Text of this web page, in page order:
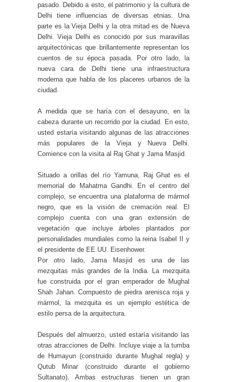
pasado. Debido a esto, el patrimonio y la cultura de
Delhi tiene influencias de diversas etnias. Una
parte es la Vieja Delhi y la otra mitad es de Nueva
Delhi. Vieja Delhi es conocido por sus maravillas
arquitectónicas que brillantemente representan los
cuentos de su época pasada. Por otro lado, la
nueva cara de Delhi tiene una infraestructura
moderna que habla de los placeres urbanos de la
ciudad.
A medida que se haría con el desayuno, en la
cabeza durante un recorrido por la ciudad. En esto,
usted estaría visitando algunas de las atracciones
más populares de la Vieja y Nueva Delhi.
Comience con la visita al Raj Ghat y Jama Masjid.
Situado a orillas del río Yamuna, Raj Ghat es el
memorial de Mahatma Gandhi. En el centro del
complejo, se encuentra una plataforma de mármol
negro, que es la visión de cremación real. El
complejo cuenta con una gran extensión de
vegetación que incluye árboles plantados por
personalidades mundiales como la reina Isabel II y
el presidente de EE.UU. Eisenhower.
Por otro lado, Jama Masjid es una de las
mezquitas más grandes de la India. La mezquita
fue construida por el gran emperador de Mughal
Shah Jahan. Compuesto de piedra arenisca roja y
mármol, la mezquita es un ejemplo estética de
estilo persa de la arquitectura.
Después del almuerzo, usted estaría visitando las
otras atracciones de Delhi. Incluye viaje a la tumba
de Humayun (construido durante Mughal regla) y
Qutub Minar (construido durante el gobierno
Sultanato). Ambas estructuras tienen un gran